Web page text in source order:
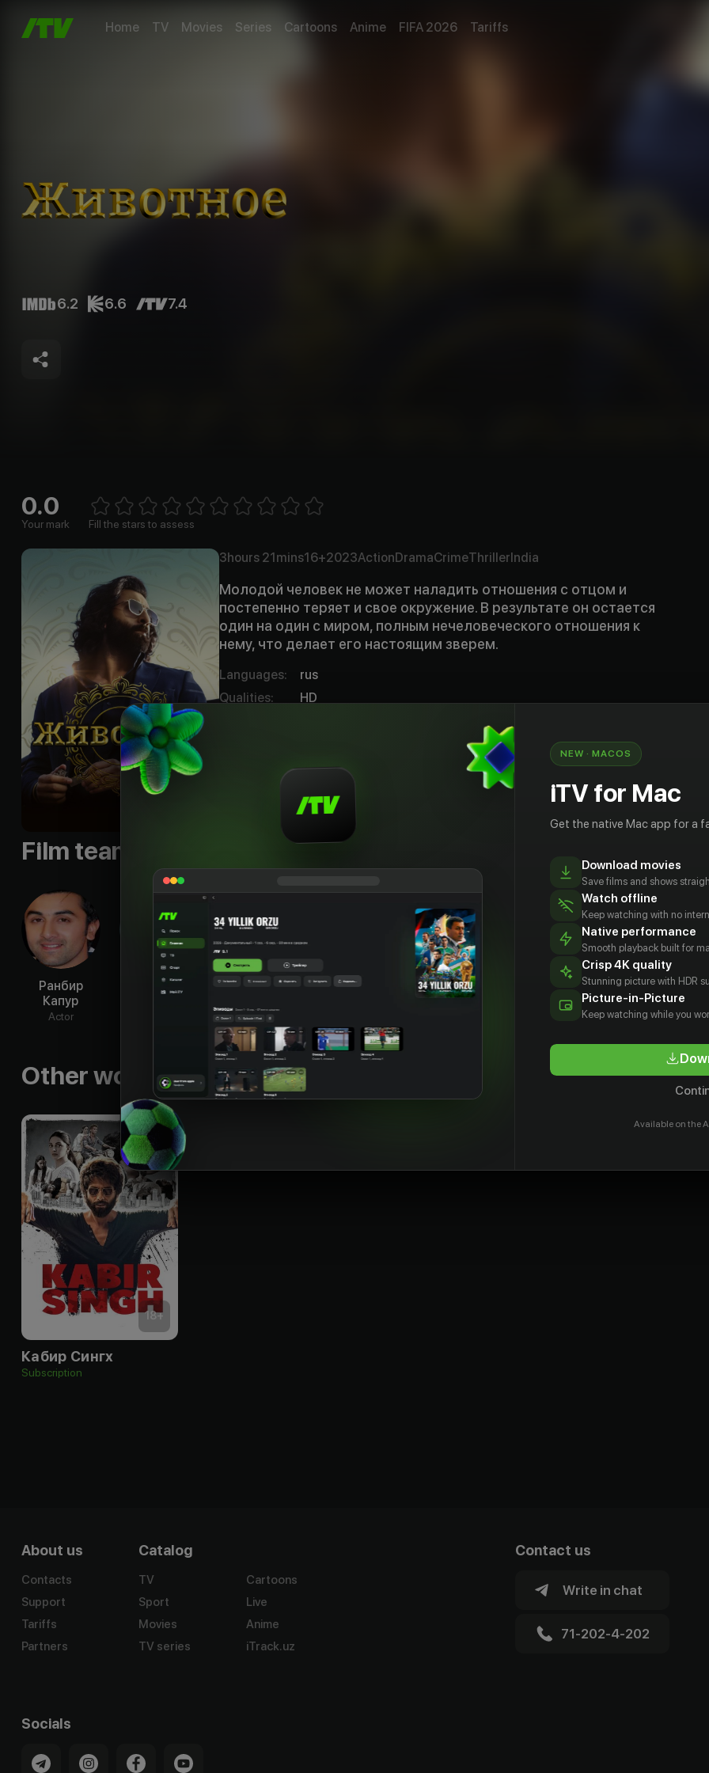
Home TV Movies Series Cartoons Anime FIFA 2026 Tariffs
6.2 6.6 7.4
0.0
Your mark 1 Star2 Stars3 Stars4 Stars5 Stars
Fill the stars to assess
3hours 21mins16+2023ActionDramaCrimeThrillerIndia
Молодой человек не может наладить отношения с отцом и
постепенно теряет и свое окружение. В результате он остается
один на один с миром, полным нечеловеческого отношения к
нему, что делает его настоящим зверем.
Languages:
rus
Qualities: HD
Film team
Ранбир
Капур
Actor
Анил Капур Бобби Деол
Рашмика
Трипти
Димри
Чару Шанкар
Actor
Притхвирадж
Actor
Other works by the director
18+
Кабир Сингх
Subscription
About us
Contacts
Support
Tariffs
Partners
Catalog
TV
Sport
Movies
TV series
Cartoons
Live
Anime
iTrack.uz
Contact us
Write in chat
71-202-4-202
Socials
NEW · MACOS
iTV for Mac
Get the native Mac app for a
Download movies
Save films and shows
Watch offline
Keep watching with no
Native performance
Smooth playback built for
Crisp 4K quality
Stunning picture with HDR
Picture-in-Picture
Keep watching while you
Available on the